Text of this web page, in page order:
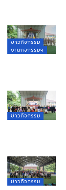
ข่าวกิจกรรม
งานกิจกรรมฯ
ข่าวกิจกรรม
ข่าวกิจกรรม